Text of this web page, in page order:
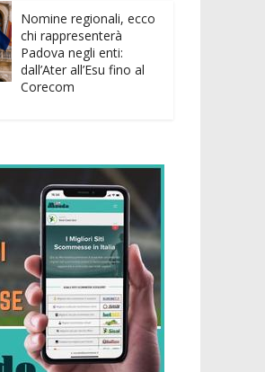
Nomine regionali, ecco
chi rappresenterà
Padova negli enti:
dall’Ater all’Esu fino al
Corecom